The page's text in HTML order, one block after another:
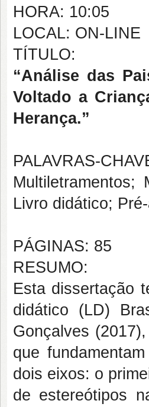
HORA: 10:05
LOCAL: ON-LINE
TÍTULO:
“Análise das
Voltado a
Herança.”
PALAVRAS-
Multiletramentos;
Livro didático;
PÁGINAS: 85
RESUMO:
Esta dissertação
didático (LD)
Gonçalves
que
dois eixos: o
de estereótipos